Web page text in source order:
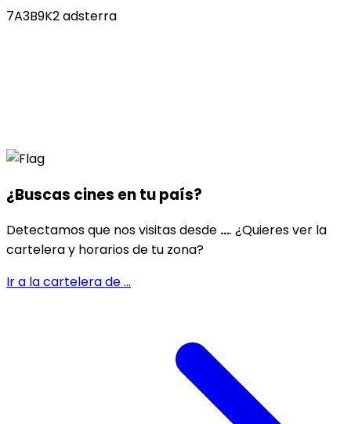
7A3B9K2 adsterra
¿Buscas cines entu país?
Detectamos que nos visitas desde .... ¿Quieres ver la
cartelera y horarios de tu zona?
Ir a la cartelera de...